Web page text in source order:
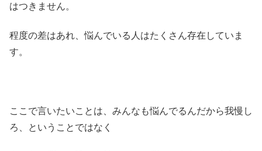
はつきません。
程度の差はあれ、悩んでいる人はたくさん存在していま
す。
ここで言いたいことは、みんなも悩んでるんだから我慢し
ろ、ということではなく